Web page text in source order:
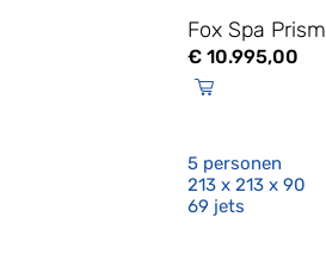
Fox Spa
€10.995,00
5 personen
213 x 213 x 90
69 jets